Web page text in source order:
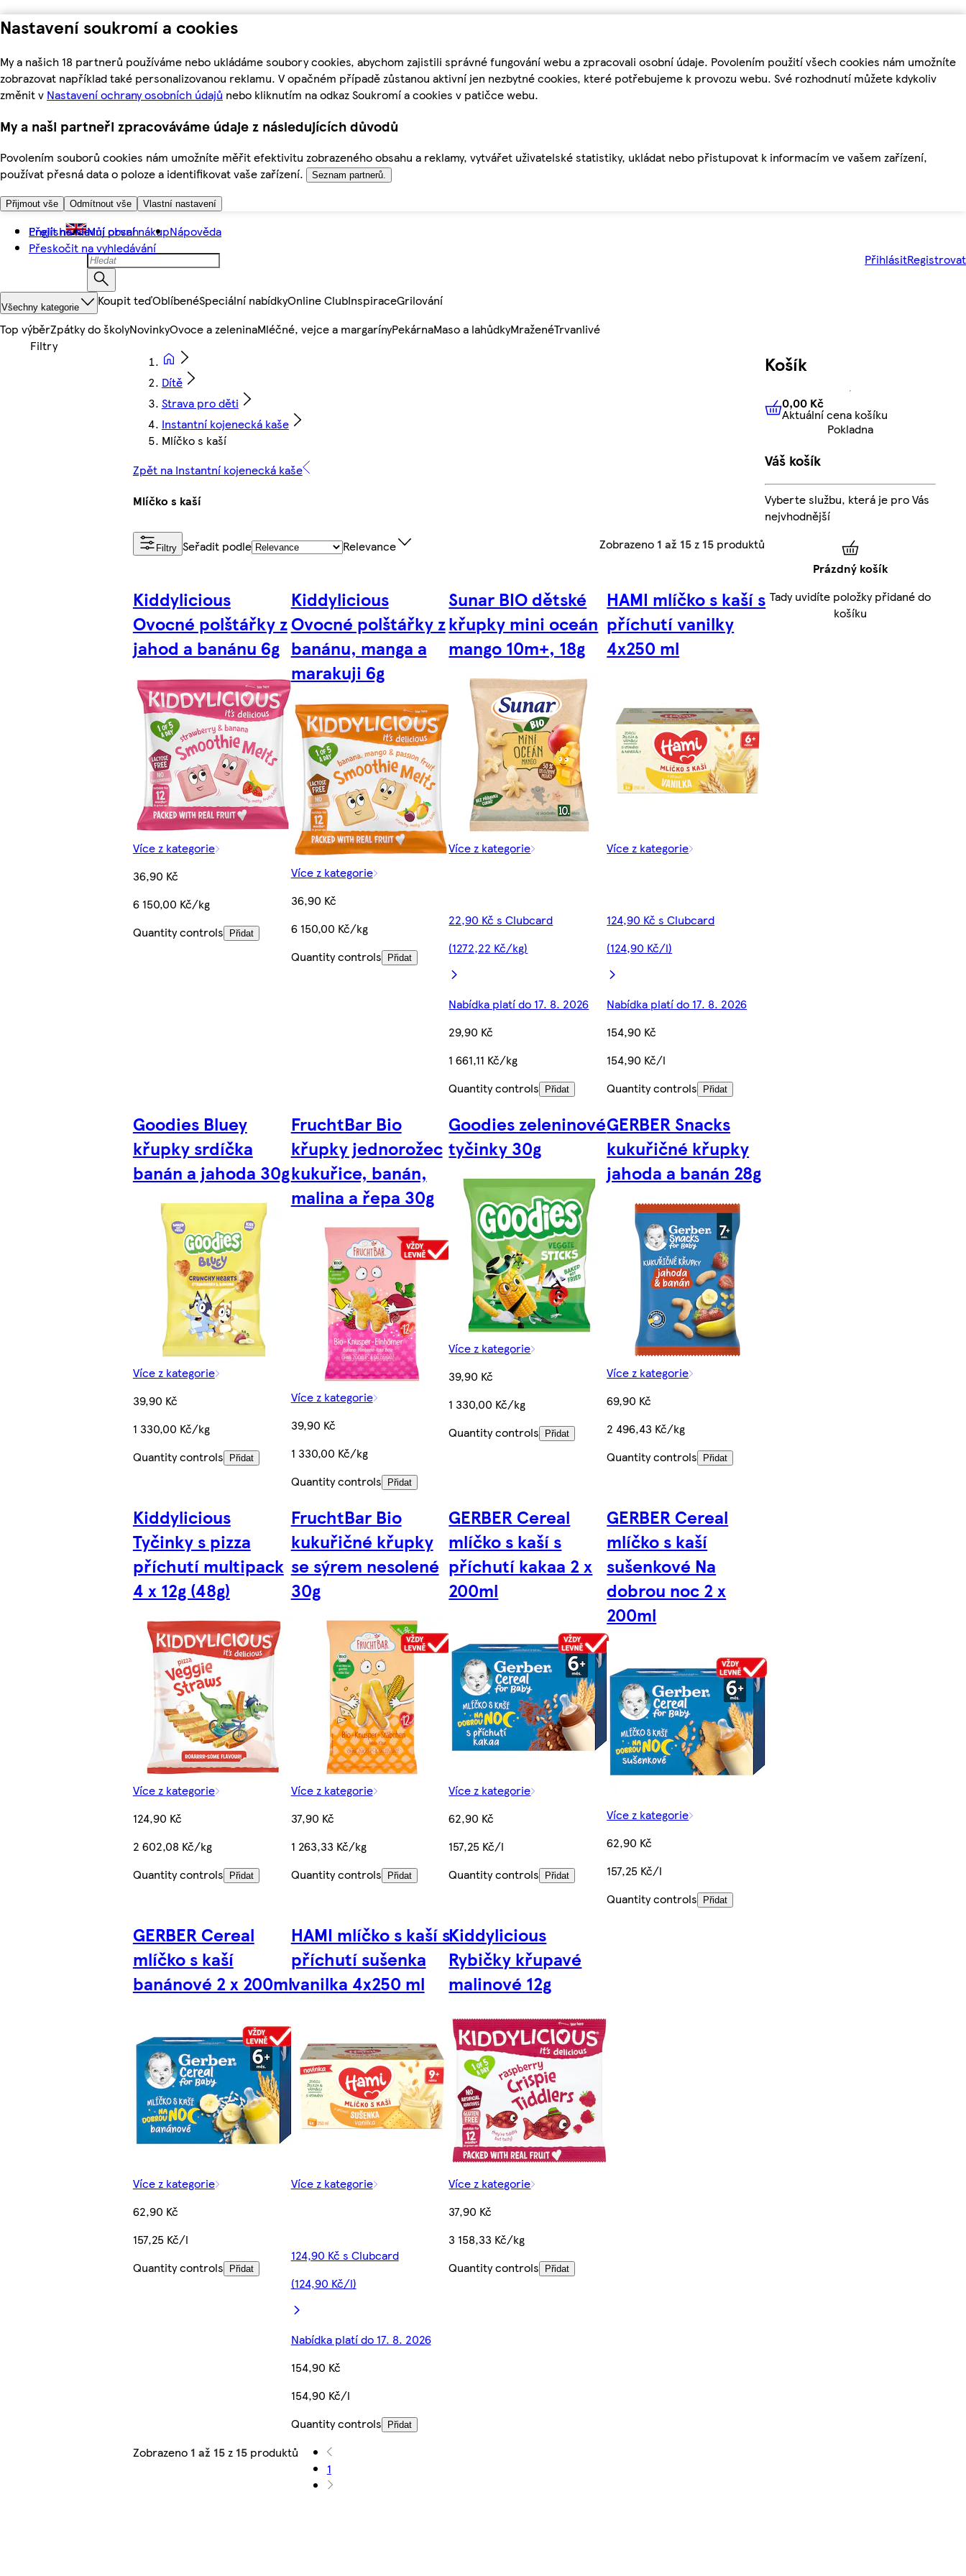
Nastavení soukromí a cookies
My a našich 18 partnerů používáme nebo ukládáme soubory cookies, abychom zajistili správné fungování webu a zpracovali osobní údaje. Povolením použití všech cookies nám umožníte
zobrazovat například také personalizovanou reklamu. V opačném případě zůstanou aktivní jen nezbytné cookies, které potřebujeme k provozu webu. Své rozhodnutí můžete kdykoliv
změnit v Nastavení ochrany osobních údajů nebo kliknutím na odkaz Soukromí a cookies v patičce webu.
My a naši partneři zpracováváme údaje z následujících důvodů
Povolením souborů cookies nám umožníte měřit efektivitu zobrazeného obsahu a reklamy, vytvářet uživatelské statistiky, ukládat nebo přistupovat k informacím ve vašem zařízení,
používat přesná data o poloze a identifikovat vaše zařízení.
Seznam partnerů.
Přijmout vše Odmítnout vše Vlastní nastavení
Přejít na hlavní obsah
Přeskočit na vyhledávání
English Můj první nákupNápověda
PřihlásitRegistrovat
Všechny kategorie Koupit teďOblíbenéSpeciální nabídkyOnline ClubInspiraceGrilování
Top výběrZpátky do školyNovinkyOvoce a zeleninaMléčné, vejce a margarínyPekárnaMaso a lahůdkyMraženéTrvanlivé
Dítě
Strava pro děti
Instantní kojenecká kaše
Mlíčko s kaší
Zpět na Instantní kojenecká kaše
Mlíčko s kaší
Filtry Seřadit podle Relevance Zobrazeno 1 až 15z 15 produktů
Kiddylicious
Ovocné polštářky z
jahod a banánu 6g
Více z kategorie
36,90 Kč
6 150,00 Kč/kg
Quantity controls
Přidat
Kiddylicious
Ovocné polštářky z
banánu, manga a
marakuji 6g
Více z kategorie
36,90 Kč
6 150,00 Kč/kg
Quantity controls
Přidat
Sunar BIO dětské
křupky mini oceán
mango 10m+, 18g
Více z kategorie
22,90 Kč s Clubcard
(1272,22 Kč/kg)
Nabídka platí do 17. 8. 2026
29,90 Kč
1 661,11 Kč/kg
Quantity controls
Přidat
HAMI mlíčko s kaší s
příchutí vanilky
4x250 ml
Více z kategorie
124,90 Kč s Clubcard
(124,90 Kč/l)
Nabídka platí do 17. 8. 2026
154,90 Kč
154,90 Kč/l
Quantity controls
Přidat
Goodies Bluey
křupky srdíčka
banán a jahoda 30g
Více z kategorie
39,90 Kč
1 330,00 Kč/kg
Quantity controls
Přidat
FruchtBar Bio
křupky jednorožec
kukuřice, banán,
malina a řepa 30g
Více z kategorie
39,90 Kč
1 330,00 Kč/kg
Quantity controls
Přidat
Goodies zeleninové
tyčinky 30g
Více z kategorie
39,90 Kč
1 330,00 Kč/kg
Quantity controls
Přidat
GERBER Snacks
kukuřičné křupky
jahoda a banán 28g
Více z kategorie
69,90 Kč
2 496,43 Kč/kg
Quantity controls
Přidat
Kiddylicious
Tyčinky s pizza
příchutí multipack
4 x 12g (48g)
Více z kategorie
124,90 Kč
2 602,08 Kč/kg
Quantity controls
Přidat
FruchtBar Bio
kukuřičné křupky
se sýrem nesolené
30g
Více z kategorie
37,90 Kč
1 263,33 Kč/kg
Quantity controls
Přidat
GERBER Cereal
mlíčko s kaší s
příchutí kakaa 2 x
200ml
Více z kategorie
62,90 Kč
157,25 Kč/l
Quantity controls Přidat
GERBER Cereal
mlíčko s kaší
sušenkové Na
dobrou noc 2 x
200ml
Více z kategorie
62,90 Kč
157,25 Kč/l
Quantity controls Přidat
GERBER Cereal
mlíčko s kaší
banánové 2 x 200ml
Více z kategorie
62,90 Kč
157,25 Kč/l
Quantity controls
Přidat
HAMI mlíčko s kaší s
příchutí sušenka
vanilka 4x250 ml
Více z kategorie
124,90 Kč s Clubcard
(124,90 Kč/l)
Nabídka platí do 17. 8. 2026
154,90 Kč
154,90 Kč/l
Quantity controls
Přidat
Kiddylicious
Rybičky křupavé
malinové 12g
Více z kategorie
37,90 Kč
3 158,33 Kč/kg
Quantity controls Přidat
Zobrazeno 1 až 15z 15produktů
1
Košík
0,00 KčAktuální cena košíku
0,00 Kč
Aktuální cena košíku
Pokladna
Váš košík
Vyberte službu, která je pro Vás
nejvhodnější
Prázdný košík
Tady uvidíte položky přidané do
košíku